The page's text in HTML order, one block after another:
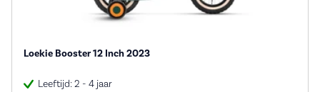
Loekie Booster 12 Inch 2023
Leeftijd: 2 - 4 jaar